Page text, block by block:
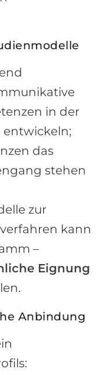
in der
das
stehen
zur
kann
–
Eignung
Anbindung